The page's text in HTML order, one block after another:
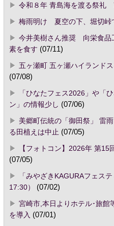
令和８年 青島海を渡る祭礼
梅雨明け 夏空の下、堀切峠
今井美樹さん推奨 向栄食品
素を食す (07/11)
五ヶ瀬町 五ヶ瀬ハイランド
(07/08)
「ひなたフェス2026」や「
ン」の情報少し (07/06)
美郷町伝統の「御田祭」 雷
る田植えは中止 (07/05)
【フォトコン】2026年 第15
(07/05)
「みやざきKAGURAフェス
17:30）
(07/02)
宮崎市,本日よりホテル･旅館
を導入 (07/01)